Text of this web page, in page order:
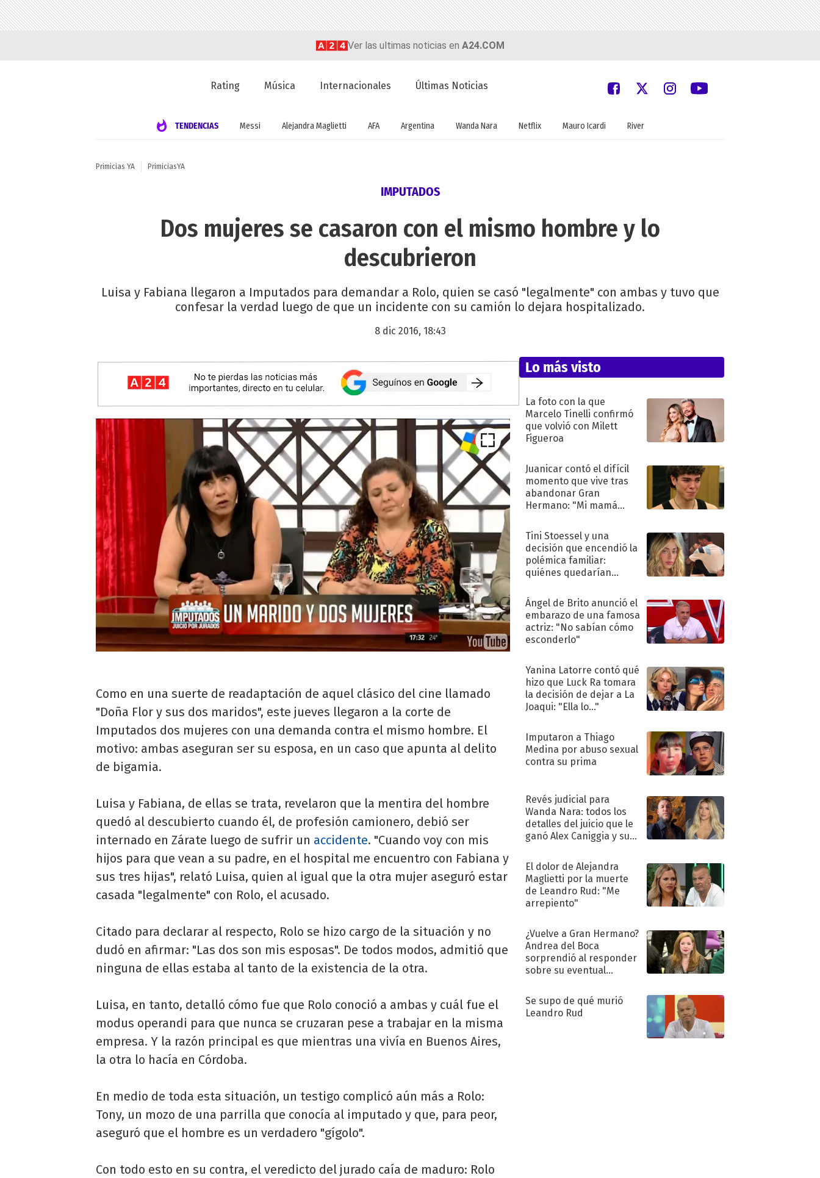
Ver las ultimas noticias en A24.COM
Rating Música Internacionales Últimas Noticias
TENDENCIAS Messi Alejandra Maglietti AFA Argentina Wanda Nara Netflix Mauro Icardi River
Primicias YA PrimiciasYA
IMPUTADOS
Dos mujeres se casaron con el mismo hombre y lo
descubrieron
Luisa y Fabiana llegaron a Imputados para demandar a Rolo, quien se casó "legalmente" con ambas y tuvo que
confesar la verdad luego de que un incidente con su camión lo dejara hospitalizado.
8 dic 2016, 18:43
Como en una suerte de readaptación de aquel clásico del cine llamado
"Doña Flor y sus dos maridos", este jueves llegaron a la corte de
Imputados dos mujeres con una demanda contra el mismo hombre. El
motivo: ambas aseguran ser su esposa, en un caso que apunta al delito
de bigamia.
Luisa y Fabiana, de ellas se trata, revelaron que la mentira del hombre
quedó al descubierto cuando él, de profesión camionero, debió ser
internado en Zárate luego de sufrir un accidente. "Cuando voy con mis
hijos para que vean a su padre, en el hospital me encuentro con Fabiana y
sus tres hijas", relató Luisa, quien al igual que la otra mujer aseguró estar
casada "legalmente" con Rolo, el acusado.
Citado para declarar al respecto, Rolo se hizo cargo de la situación y no
dudó en afirmar: "Las dos son mis esposas". De todos modos, admitió que
ninguna de ellas estaba al tanto de la existencia de la otra.
Luisa, en tanto, detalló cómo fue que Rolo conoció a ambas y cuál fue el
modus operandi para que nunca se cruzaran pese a trabajar en la misma
empresa. Y la razón principal es que mientras una vivía en Buenos Aires,
la otra lo hacía en Córdoba.
En medio de toda esta situación, un testigo complicó aún más a Rolo:
Tony, un mozo de una parrilla que conocía al imputado y que, para peor,
aseguró que el hombre es un verdadero "gígolo".
Con todo esto en su contra, el veredicto del jurado caía de maduro: Rolo
Lo más visto
La foto con la que
Marcelo Tinelli confirmó
que volvió con Milett
Figueroa
Juanicar contó el difícil
momento que vive tras
abandonar Gran
Hermano: "Mi mamá
Tini Stoessel y una
decisión que encendió la
polémica familiar:
quiénes quedarían
Ángel de Brito anunció el
embarazo de una famosa
actriz: "No sabían cómo
esconderlo"
Yanina Latorre contó qué
hizo que Luck Ra tomara
la decisión de dejar a La
Joaqui: "Ella lo..."
Imputaron a Thiago
Medina por abuso sexual
contra su prima
Revés judicial para
Wanda Nara: todos los
detalles del juicio que le
ganó Alex Caniggia y sus
El dolor de Alejandra
Maglietti por la muerte
de Leandro Rud: "Me
arrepiento"
¿Vuelve a Gran Hermano?
Andrea del Boca
sorprendió al responder
sobre su eventual
Se supo de qué murió
Leandro Rud